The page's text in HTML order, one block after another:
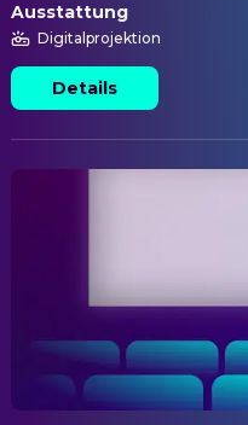
Ausstattung
Digitalprojektion
Details